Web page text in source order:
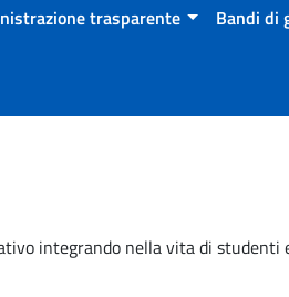
trasparente Bandi di
integrando nella vita di